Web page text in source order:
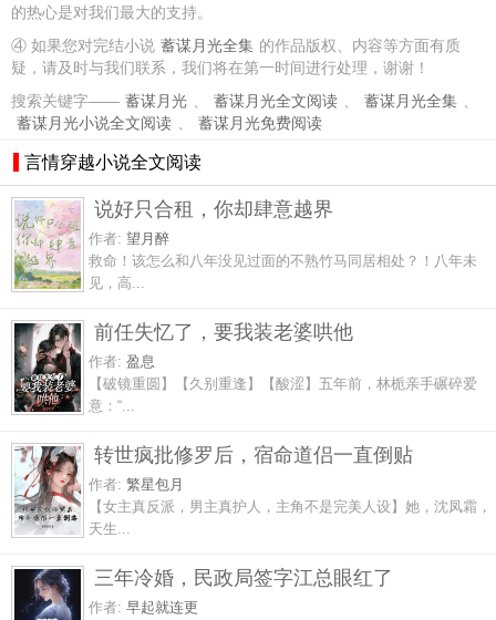
的热心是对我们最大的支持。
④ 如果您对完结小说 蓄谋月光全集 的作品版权、内容等方面有质
疑，请及时与我们联系，我们将在第一时间进行处理，谢谢！
搜索关键字—— 蓄谋月光 、 蓄谋月光全文阅读 、 蓄谋月光全集 、
蓄谋月光小说全文阅读 、 蓄谋月光免费阅读
言情穿越小说全文阅读
说好只合租，你却肆意越界
作者: 望月醉
救命！该怎么和八年没见过面的不熟竹马同居相处？！八年未
见，高...
前任失忆了，要我装老婆哄他
作者: 盈息
【破镜重圆】【久别重逢】【酸涩】五年前，林栀亲手碾碎爱
意：“...
转世疯批修罗后，宿命道侣一直倒贴
作者: 繁星包月
【女主真反派，男主真护人，主角不是完美人设】她，沈凤霜，
天生...
三年冷婚，民政局签字江总眼红了
作者: 早起就连更